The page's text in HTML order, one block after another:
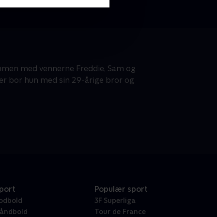
med vennerne Freddie, Sam og
bor hun med sin 29-årige bror og
Populær sport
3F Superliga
Tour de France